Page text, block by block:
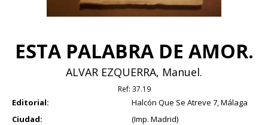
ESTA PALABRA DE AMOR.
ALVAR EZQUERRA, Manuel.
Ref: 37.19
Editorial:
Halcón Que Se Atreve 7, Málaga
Ciudad:
(Imp. Madrid)